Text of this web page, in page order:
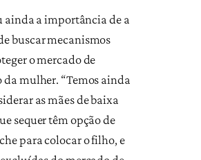
ainda a importância de a
buscar mecanismos
o mercado de
mulher. “Temos ainda
as mães de baixa
sequer têm opção de
para colocar o filho, e